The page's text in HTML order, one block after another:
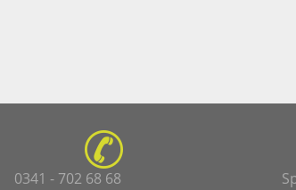
0341 - 702 68 68